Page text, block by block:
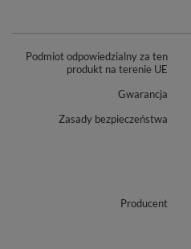
Podmiot odpowiedzialny za ten
produkt na terenie UE
Gwarancja
Zasady bezpieczeństwa
Producent